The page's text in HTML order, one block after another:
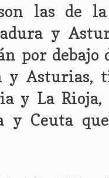
las de
y
por
y Asturias,
y La
y Ceuta